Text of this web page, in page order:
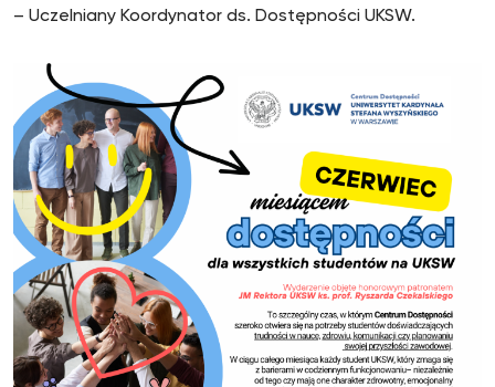
– Uczelniany Koordynator ds. Dostępności UKSW.